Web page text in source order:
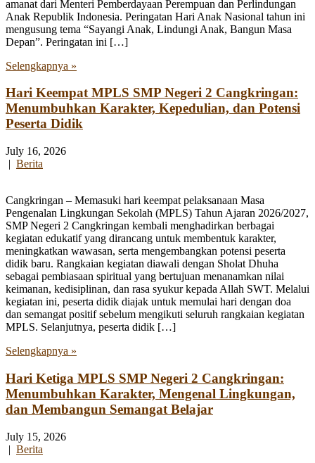
amanat dari Menteri Pemberdayaan Perempuan dan Perlindungan
Anak Republik Indonesia. Peringatan Hari Anak Nasional tahun ini
mengusung tema “Sayangi Anak, Lindungi Anak, Bangun Masa
Depan”. Peringatan ini […]
Selengkapnya »
Hari Keempat MPLS SMP Negeri 2 Cangkringan:
Menumbuhkan Karakter, Kepedulian, dan Potensi
Peserta Didik
July 16, 2026
| Berita
Cangkringan – Memasuki hari keempat pelaksanaan Masa
Pengenalan Lingkungan Sekolah (MPLS) Tahun Ajaran 2026/2027,
SMP Negeri 2 Cangkringan kembali menghadirkan berbagai
kegiatan edukatif yang dirancang untuk membentuk karakter,
meningkatkan wawasan, serta mengembangkan potensi peserta
didik baru. Rangkaian kegiatan diawali dengan Sholat Dhuha
sebagai pembiasaan spiritual yang bertujuan menanamkan nilai
keimanan, kedisiplinan, dan rasa syukur kepada Allah SWT. Melalui
kegiatan ini, peserta didik diajak untuk memulai hari dengan doa
dan semangat positif sebelum mengikuti seluruh rangkaian kegiatan
MPLS. Selanjutnya, peserta didik […]
Selengkapnya »
Hari Ketiga MPLS SMP Negeri 2 Cangkringan:
Menumbuhkan Karakter, Mengenal Lingkungan,
dan Membangun Semangat Belajar
July 15, 2026
| Berita